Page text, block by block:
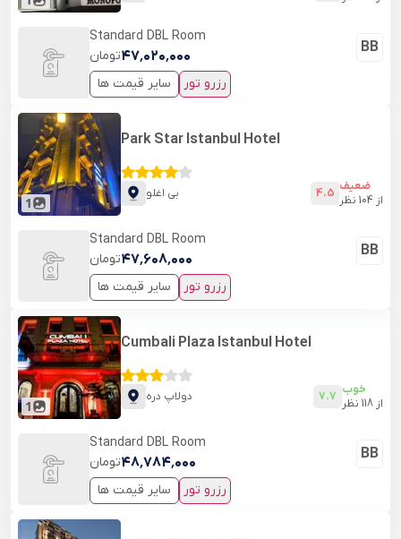
BB
Standard DBL Room
۴۷٬۰۲۰٬۰۰۰تومان
سایر قیمت ها
رزرو تور
1
Cumbali Plaza Istanbul Hotel
دولاپ دره 7.7 خوب
از 118 نظر
BB
Standard DBL Room
۴۸٬۷۸۴٬۰۰۰تومان
سایر قیمت ها
رزرو تور
1
Park Star Istanbul Hotel
بی اغلو 4.5 ضعیف
از 104 نظر
BB
Standard DBL Room
۴۷٬۶۰۸٬۰۰۰تومان
سایر قیمت ها
رزرو تور